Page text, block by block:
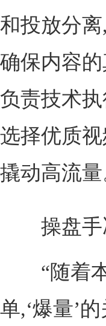
和投放分
确保内容
负责技术
选择优质
撬动高流量
操盘手
“随着本
单,‘爆量’